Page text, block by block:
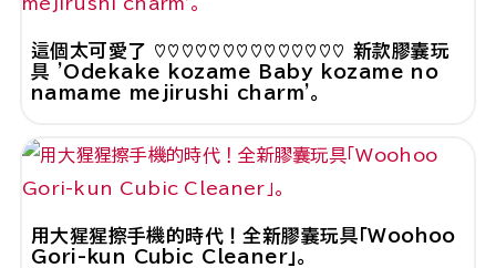
這個太可愛了 ♡♡♡♡♡♡♡♡♡♡♡♡♡♡ 新款膠囊玩
具 'Odekake kozame Baby kozame no
namame mejirushi charm'。
用大猩猩擦手機的時代！全新膠囊玩具「Woohoo
Gori-kun Cubic Cleaner」。